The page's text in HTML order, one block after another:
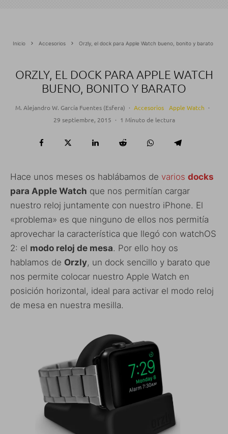
Inicio Accesorios Orzly, el dock para Apple Watch bueno, bonito y barato
ORZLY, EL DOCK PARA APPLE WATCH
BUENO, BONITO Y BARATO
M. Alejandro W. García Fuentes (Esfera) · Accesorios Apple Watch ·
29 septiembre, 2015 · 1 Minuto de lectura
Hace unos meses os hablábamos de varios docks
para Apple Watch que nos permitían cargar
nuestro reloj juntamente con nuestro iPhone. El
«problema» es que ninguno de ellos nos permitía
aprovechar la característica que llegó con watchOS
2: el modo reloj de mesa. Por ello hoy os
hablamos de Orzly, un dock sencillo y barato que
nos permite colocar nuestro Apple Watch en
posición horizontal, ideal para activar el modo reloj
de mesa en nuestra mesilla.